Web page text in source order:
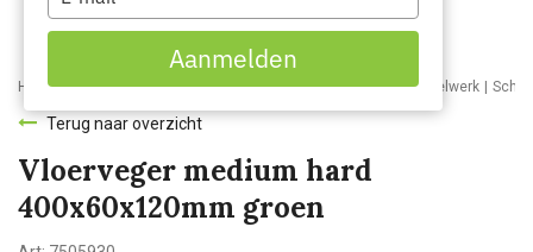
Home Webshop Schoonmaakartikelen Bezemwerk en borstelwerk
Terug naar overzicht
Vloerveger medium hard
400x60x120mm groen
your
email
Aanmelden